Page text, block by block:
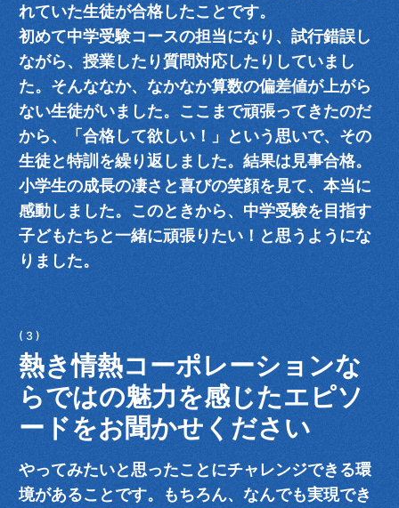
れていた生徒が合格したことです。
初めて中学受験コースの担当になり、試行錯誤し
ながら、授業したり質問対応したりしていまし
た。そんななか、なかなか算数の偏差値が上がら
ない生徒がいました。ここまで頑張ってきたのだ
から、「合格して欲しい！」という思いで、その
生徒と特訓を繰り返しました。結果は見事合格。
小学生の成長の凄さと喜びの笑顔を見て、本当に
感動しました。このときから、中学受験を目指す
子どもたちと一緒に頑張りたい！と思うようにな
りました。
熱き情熱コーポレーションな
らではの魅力を感じたエピソ
ードをお聞かせください
やってみたいと思ったことにチャレンジできる環
境があることです。もちろん、なんでも実現でき